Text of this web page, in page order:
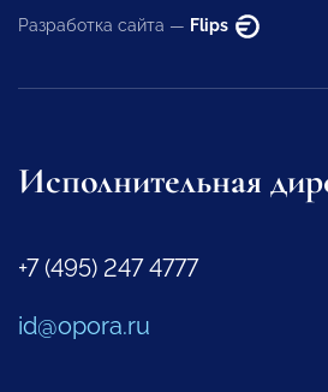
Разработка сайта — Flips
Исполнительная
+7 (495) 247 4777
id@opora.ru